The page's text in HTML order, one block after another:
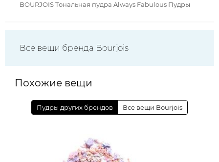
BOURJOIS Тональная пудра Always Fabulous Пудры
Все вещи бренда Bourjois
Похожие вещи
Пудры других брендов Все вещи Bourjois